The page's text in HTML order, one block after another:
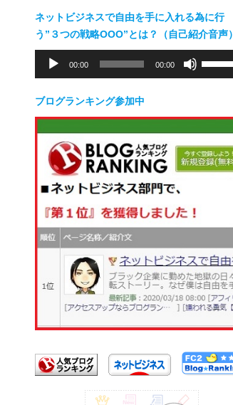
ネットビジネスで自由を手に入れる為に行
う”３つの戦略OOO”とは？（自己紹介音声）
レ
ー
ヤ
00:00 00:00
リ
ム
調
節
に
は
キ
ー
を
使
っ
て
だ
さ
ブログランキング参加中